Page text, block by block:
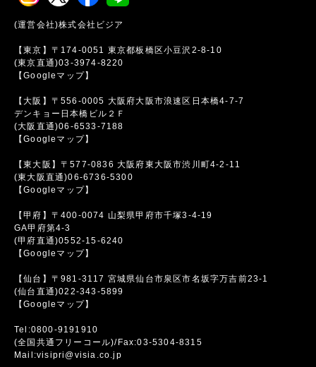
(運営会社)株式会社ビジア
【東京】〒174-0051 東京都板橋区小豆沢2-8-10
(東京直通)03-3974-8220
【Googleマップ】
【大阪】〒556-0005 大阪府大阪市浪速区日本橋4-7-7
デンキョー日本橋ビル２Ｆ
(大阪直通)06-6533-7188
【Googleマップ】
【東大阪】〒577-0836 大阪府東大阪市渋川町4-2-11
(東大阪直通)06-6736-5300
【Googleマップ】
【甲府】〒400-0074 山梨県甲府市千塚3-4-19
GA甲府第4-3
(甲府直通)0552-15-6240
【Googleマップ】
【仙台】〒981-3117 宮城県仙台市泉区市名坂字万吉前23-1
(仙台直通)022-343-5899
【Googleマップ】
Tel:0800-9191910
(全国共通フリーコール)/Fax:03-5304-8315
Mail:visipri@visia.co.jp